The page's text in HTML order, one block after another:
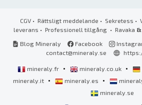
CGV• Rättsligt meddelande • Sekretess •
leverans • Professionell tillgång • Ravaka &
Blog Mineraly
Facebook
contact@mineraly.se
mineraly.fr • mineraly.co.uk •
mineraly.it • mineraly.es •
mineraly.se